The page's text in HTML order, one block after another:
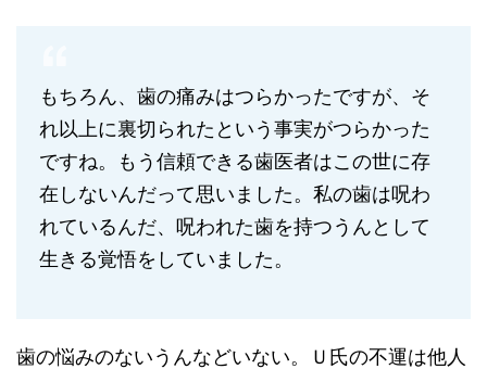
もちろん、歯の痛みはつらかったですが、そ
れ以上に裏切られたという事実がつらかった
ですね。もう信頼できる歯医者はこの世に存
在しないんだって思いました。私の歯は呪わ
れているんだ、呪われた歯を持つうんとして
生きる覚悟をしていました。
歯の悩みのないうんなどいない。Ｕ氏の不運は他人